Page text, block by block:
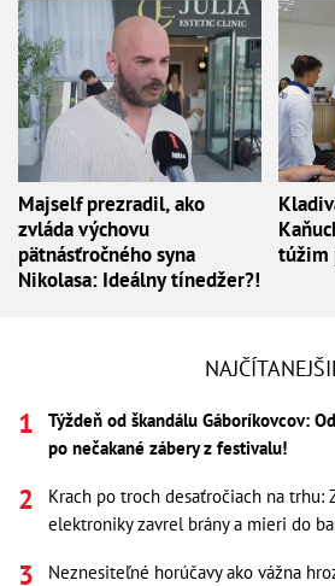
Majself prezradil, ako
zvláda výchovu
pätnásťročného syna
Nikolasa: Ideálny tínedžer?!
túžim
Týždeň od škandálu Gáboríkovcov:
po nečakané zábery z festivalu!
Krach po troch desaťročiach na trhu:
elektroniky zavrel brány a mieri do
Neznesiteľné horúčavy ako vážna